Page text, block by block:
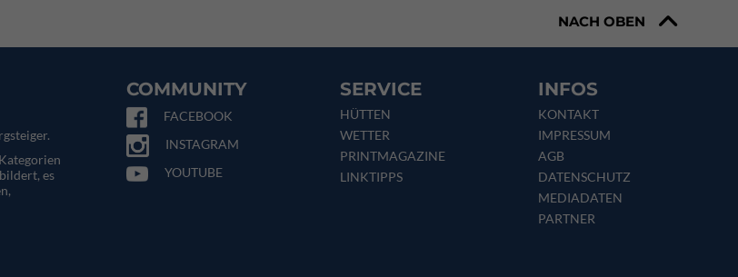
NACH OBEN
es
COMMUNITY
FACEBOOK
INSTAGRAM
YOUTUBE
SERVICE
HÜTTEN
WETTER
PRINTMAGAZINE
LINKTIPPS
INFOS
KONTAKT
IMPRESSUM
AGB
DATENSCHUTZ
MEDIADATEN
PARTNER